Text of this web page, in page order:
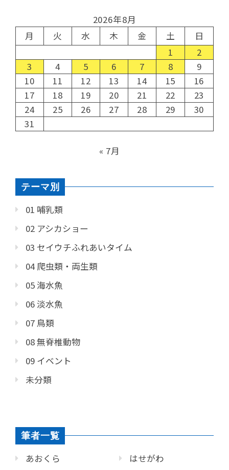
2026年8月
月
火 水 木 金 土
日
1
2
3
4 5 6 7 8
9
10
11 12 13 14 15
16
17
18 19 20 21 22
23
24
25 26 27 28 29
30
31
« 7月
テーマ別
01 哺乳類
02 アシカショー
03 セイウチふれあいタイム
04 爬虫類・両生類
05 海水魚
06 淡水魚
07 鳥類
08 無脊椎動物
09 イベント
未分類
筆者一覧
あおくら
はせがわ